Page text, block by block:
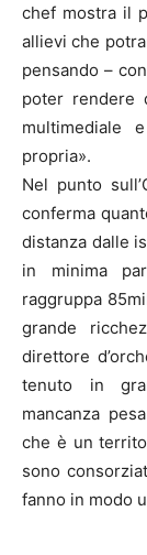
chef mostra il
allievi che
pensando –
poter rendere
multimediale
propria».
Nel punto
conferma
distanza dalle
in minima
raggruppa
grande
direttore
tenuto in
mancanza
che è un
sono
fanno in modo